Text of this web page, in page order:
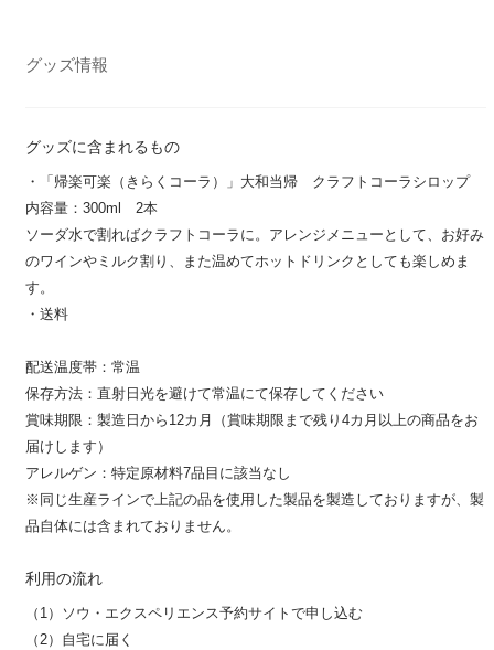
グッズ情報
グッズに含まれるもの
・「帰楽可楽（きらくコーラ）」大和当帰 クラフトコーラシロップ
内容量：300ml 2本
ソーダ水で割ればクラフトコーラに。アレンジメニューとして、お好み
のワインやミルク割り、また温めてホットドリンクとしても楽しめま
す。
・送料
配送温度帯：常温
保存方法：直射日光を避けて常温にて保存してください
賞味期限：製造日から12カ月（賞味期限まで残り4カ月以上の商品をお
届けします）
アレルゲン：特定原材料7品目に該当なし
※同じ生産ラインで上記の品を使用した製品を製造しておりますが、製
品自体には含まれておりません。
利用の流れ
（1）ソウ・エクスペリエンス予約サイトで申し込む
（2）自宅に届く